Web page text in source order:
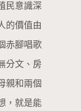
民意識深
的價值由
赤腳唱歌
分文、房
親和兩個
，就是能